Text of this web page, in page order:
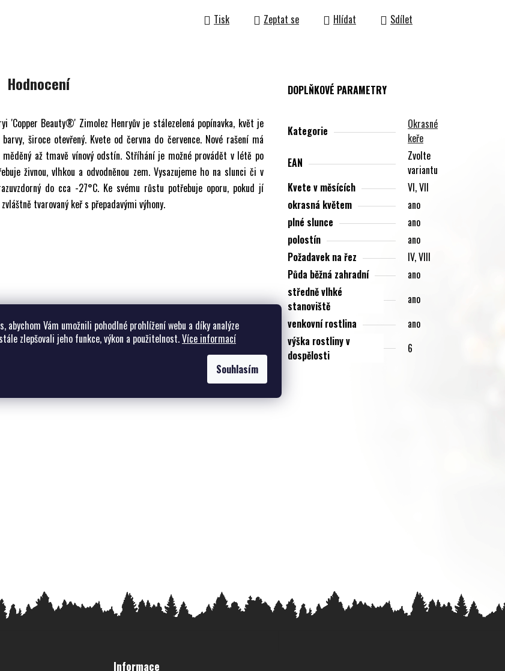
abychom Vám umožnili pohodlné prohlížení webu a díky analýze
zlepšovali jeho funkce, výkon a použitelnost.Více informací
Souhlasím
Tisk Zeptat se Hlídat Sdílet
Hodnocení
'Copper Beauty®' Zimolez Henryův je stálezelená popínavka, květ je
široce otevřený. Kvete od června do července. Nové rašení má
měděný až tmavě vínový odstín. Stříhání je možné provádět v létě po
živnou, vlhkou a odvodněnou zem. Vysazujeme ho na slunci či v
do cca -27°C. Ke svému růstu potřebuje oporu, pokud jí
tvarovaný keř s přepadavými výhony.
DOPLŇKOVÉ PARAMETRY
Kategorie
Okrasné
keře
EAN
Zvolte
variantu
Kvete v měsících
VI, VII
okrasná květem
ano
plné slunce
ano
polostín
ano
Požadavek na řez
IV, VIII
Půda běžná zahradní
ano
středně vlhké
stanoviště
ano
venkovní rostlina
ano
výška rostliny v
dospělosti
6
Informace